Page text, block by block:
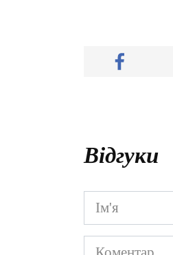
Відгуки
Ім'я
*
Коментар